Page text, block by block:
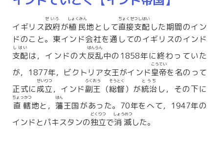
イギリス政府
せいふ
が植民
しょくみん
地として直接支配
ちょくせつしはい
した期間のイン
ドのこと。東インド会社を通してのイギリスのインド
支配
しはい
は，インドの大反乱
はんらん
中の1858年に終わっていた
が，1877年，ビクトリア女王がインド皇帝
こうてい
を名のって
正式に成立
せいりつ
，インド副王
ふくおう
（総督
そうとく
）が統治
とうち
し，その下に
直轄
ちょっかつ
地と， 藩
はん
王国があった。70年をへて，1947年の
インドとパキスタンの独立
どくりつ
で消滅
しょうめつ
した。